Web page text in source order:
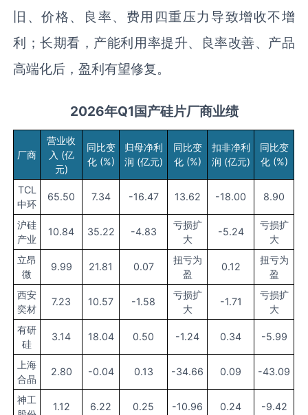
旧、价格、良率、费用四重压力导致增收不增
利；长期看，产能利用率提升、良率改善、产品
高端化后，盈利有望修复。
2026年Q1国产硅片厂商业绩
厂商
营业收
入 (亿
元)
同比变
化 (%)
归母净利
润 (亿元)
同比变
化 (%)
扣非净利
润 (亿元)
同比变
化 (%)
TCL
中环
65.50 7.34 -16.47 13.62 -18.00 8.90
沪硅
产业
10.84 35.22 -4.83
亏损扩
大
-5.24
亏损扩
大
立昂
微
9.99 21.81 0.07
扭亏为
盈
0.12
扭亏为
盈
西安
奕材
7.23 10.57 -1.58
亏损扩
大
-1.71
亏损扩
大
有研
硅
3.14 18.04 0.50 -1.24 0.34 -5.99
上海
合晶
2.80 -0.04 0.13 -34.66 0.09 -43.09
神工
1.12 6.22 0.25 -10.96 0.24 -9.42